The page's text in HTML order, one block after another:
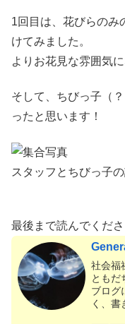
1回目は、花びらのみ
けてみました。
よりお花見な雰囲気
そして、ちびっ子（
ったと思います！
スタッフとちびっ子の
最後まで読んでくだ
社会福
ともだ
ブログ
く、書